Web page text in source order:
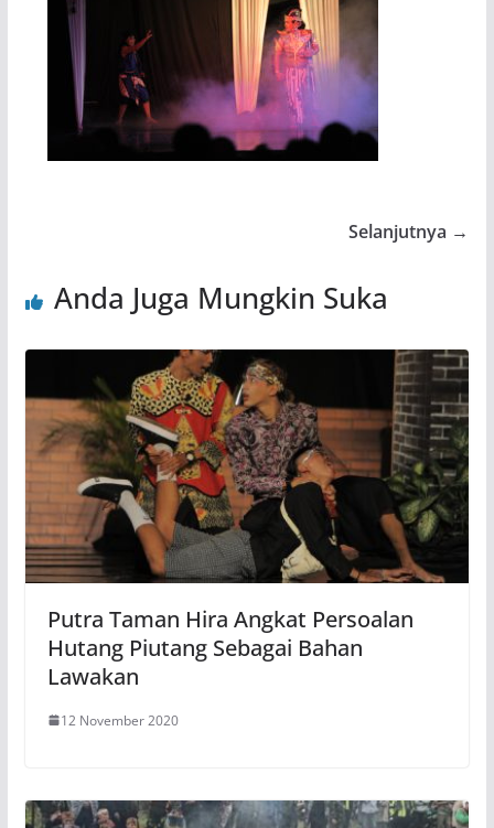
Selanjutnya →
Anda Juga Mungkin Suka
Putra Taman Hira Angkat Persoalan
Hutang Piutang Sebagai Bahan
Lawakan
12 November 2020